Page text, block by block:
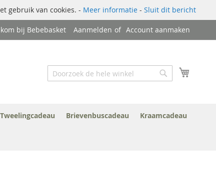
gebruik van cookies. - Meer informatie- Sluit dit bericht
bij Bebebasket Aanmelden Account aanmaken
Zoek
Zoek
Tweelingcadeau Brievenbuscadeau Kraamcadeau